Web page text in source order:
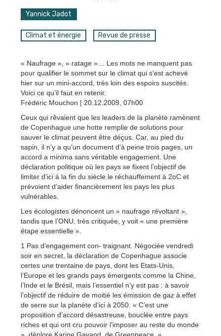
Yannick Jadot
Climat et énergie Revue de presse
« Naufrage », « ratage »… Les mots ne manquent pas
pour qualifier le sommet sur le climat qui s’est achevé
hier sur un mini-accord, très loin des espoirs suscités.
Voici ce qu’il faut en retenir.
Frédéric Mouchon | 20.12.2009, 07h00
Ceux qui rêvaient que les leaders de la planète ramènent
de Copenhague une hotte remplie de solutions pour
sauver le climat peuvent être déçus. Car, au pied du
sapin, il n’y a qu’un document d’à peine trois pages, un
accord a minima sans véritable engagement. Une
déclaration politique où les pays se fixent l’objectif de
limiter d’ici à la fin du siècle le réchauffement à 2oC et
prévoient d’aider financièrement les pays les plus
vulnérables.
Les écologistes dénoncent un « naufrage révoltant »,
tandis que l’ONU, très critiquée, y voit « une première
étape essentielle ».
1 Pas d’engagement con- traignant. Négociée vendredi
soir en secret, la déclaration de Copenhague associe
certes une trentaine de pays, dont les Etats-Unis,
l’Europe et les grands pays émergents comme la Chine,
l’Inde et le Brésil, mais l’essentiel n’y est pas : à savoir
l’objectif de réduire de moitié les émission de gaz à effet
de serre sur la planète d’ici à 2050. « C’est une
proposition d’accord désastreuse, bouclée entre pays
riches et qui ont cru pouvoir l’imposer au reste du monde
», déplore Karine Gavand, de Greenpeace. «